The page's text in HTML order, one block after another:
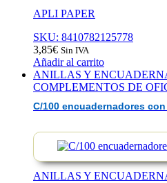
APLI PAPER
SKU: 8410782125778
3,85€ Sin IVA
Añadir al carrito
ANILLAS Y
COMPLEMENTOS DE
C/100 encuadernadores
ANILLAS Y